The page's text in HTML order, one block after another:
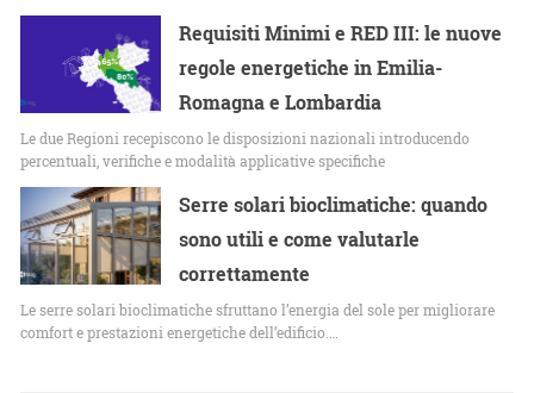
Requisiti Minimi e RED III: le nuove
regole energetiche in Emilia-
Romagna e Lombardia
Le due Regioni recepiscono le disposizioni nazionali introducendo
percentuali, verifiche e modalità applicative specifiche
Serre solari bioclimatiche: quando
sono utili e come valutarle
correttamente
Le serre solari bioclimatiche sfruttano l’energia del sole per migliorare
comfort e prestazioni energetiche dell’edificio.…